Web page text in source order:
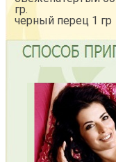
гр.
черный перец 1 гр